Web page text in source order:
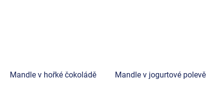
Mandle v hořké čokoládě Mandle v jogurtové polevě